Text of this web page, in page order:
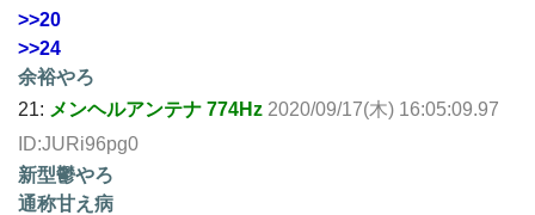
>>20
>>24
余裕やろ
21: メンヘルアンテナ 774Hz 2020/09/17(木) 16:05:09.97
ID:JURi96pg0
新型鬱やろ
通称甘え病